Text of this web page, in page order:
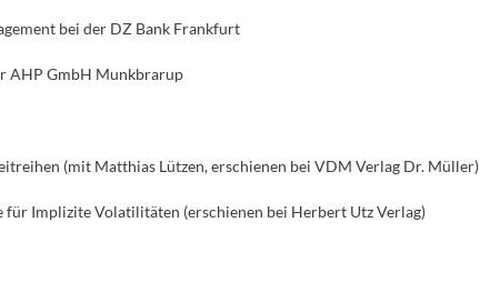
bei der DZ Bank Frankfurt
AHP GmbH Munkbrarup
(mit Matthias Lützen, erschienen bei VDM Verlag Dr. Müller)
für Implizite Volatilitäten (erschienen bei Herbert Utz Verlag)